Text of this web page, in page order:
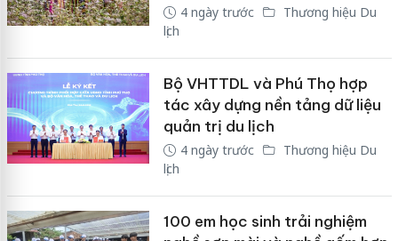
4 ngày trước
Thương hiệu Du
lịch
Bộ VHTTDL và Phú Thọ hợp
tác xây dựng nền tảng dữ liệu
quản trị du lịch
4 ngày trước
Thương hiệu Du
lịch
100 em học sinh trải nghiệm